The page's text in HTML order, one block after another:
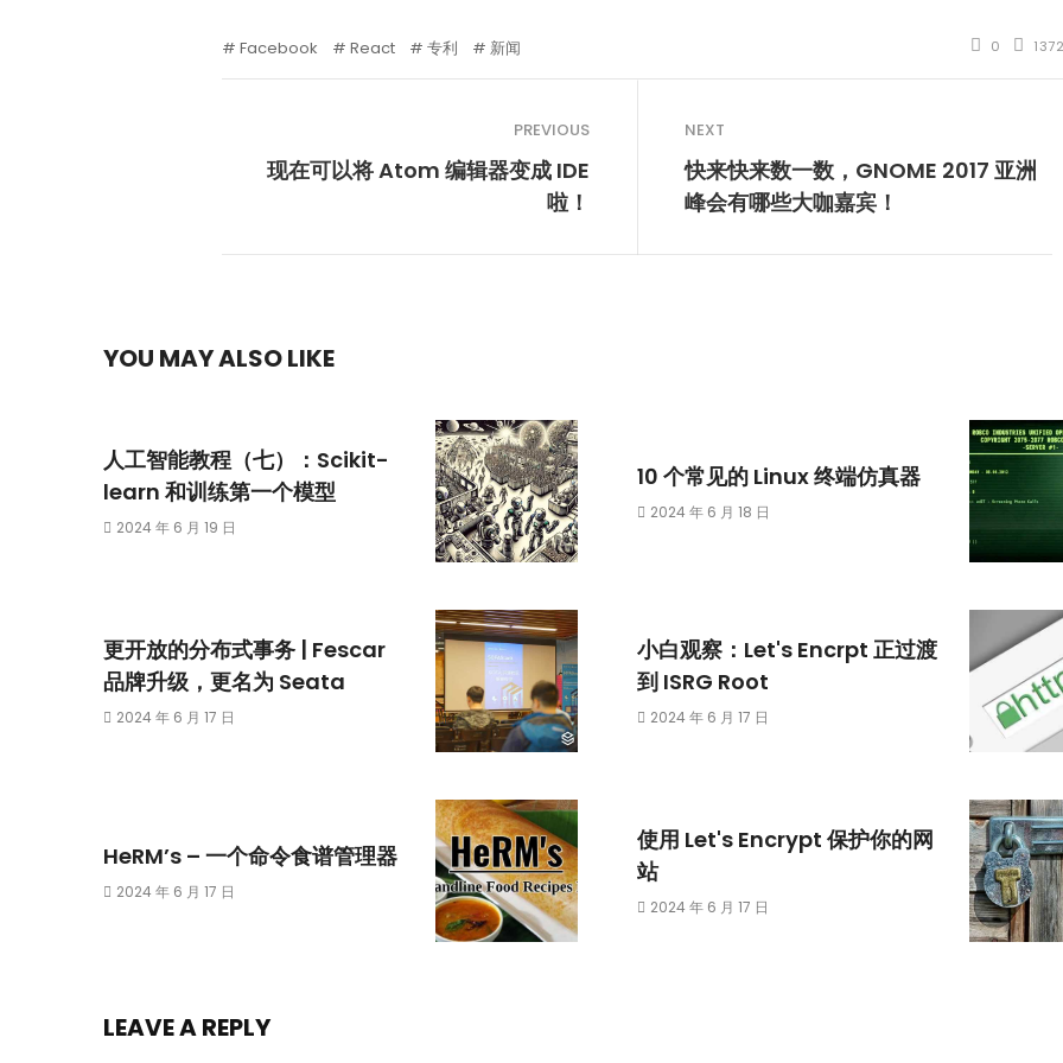
Facebook React 专利 新闻 0 1372
PREVIOUS
现在可以将 Atom 编辑器变成 IDE
啦！
NEXT
快来快来数一数，GNOME 2017 亚洲
峰会有哪些大咖嘉宾！
YOU MAY ALSO LIKE
人工智能教程（七）：Scikit-
learn 和训练第一个模型
2024 年 6 月 19 日
10 个常见的 Linux 终端仿真器
2024 年 6 月 18 日
更开放的分布式事务 | Fescar
品牌升级，更名为 Seata
2024 年 6 月 17 日
小白观察：Let's Encrpt 正过渡
到 ISRG Root
2024 年 6 月 17 日
HeRM’s – 一个命令食谱管理器
2024 年 6 月 17 日
使用 Let's Encrypt 保护你的网
站
2024 年 6 月 17 日
LEAVE A REPLY